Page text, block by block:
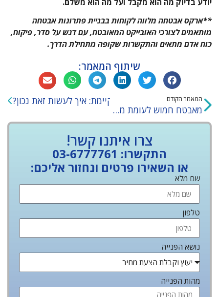
**ארקס אבטחה מלווה לקוחות בבניית פתרונות אבטחה
מותאמים לצורכי האובייקט המאובטח, עם דגש על סדר, פיקוח,
כוח אדם מתאים והתקשרות שקופה מתחילת הדרך.
שיתוף המאמר:
המאמר הקודם
מאבטח חמוש לעומת מאבטח לא חמוש
הבאהחלפת חברת אבטחה קיימת: איך לעשות זאת נכון?
צרו איתנו קשר!
התקשרו: 03-6777761
או השאירו פרטים ונחזור אליכם:
שם מלא
טלפון
נושא הפנייה
מהות הפנייה